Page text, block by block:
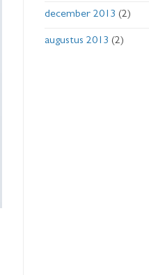
december 2013 (2)
augustus 2013 (2)